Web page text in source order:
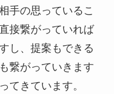
手の思っているこ
接繋がっていれば
し、提案もできる
繋がっていきます
てきています。